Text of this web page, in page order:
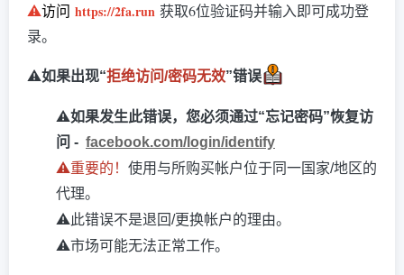
⚠️访问 https://2fa.run 获取6位验证码并输入即可成功登
录。
⚠️如果出现“拒绝访问/密码无效”错误
⚠️如果发生此错误，您必须通过“忘记密码”恢复访
问 - facebook.com/login/identify
⚠️重要的！ 使用与所购买帐户位于同一国家/地区的
代理。
⚠️此错误不是退回/更换帐户的理由。
⚠️市场可能无法正常工作。